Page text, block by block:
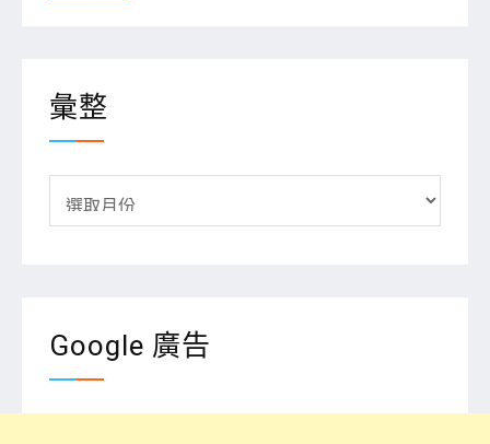
彙整
Google 廣告